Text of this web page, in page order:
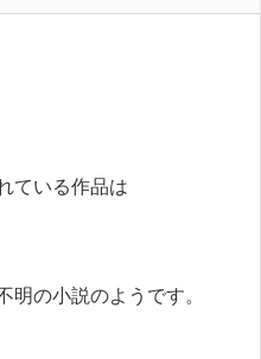
ている作品は
明の小説のようです。